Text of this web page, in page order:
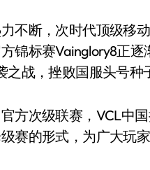
方锦标赛Vainglory8正
之战，挫败国服头号种
次级联赛，VCL中国
赛的形式，为广大玩